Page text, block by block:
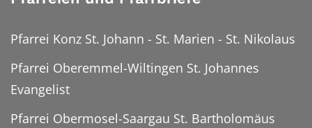
Pfarrei Konz St. Johann - St. Marien - St. Nikolaus
Pfarrei Oberemmel-Wiltingen St. Johannes
Evangelist
Pfarrei Obermosel-Saargau St. Bartholomäus